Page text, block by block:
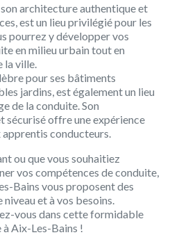
son architecture authentique et
est un lieu privilégié pour les
pourrez y développer vos
en milieu urbain tout en
la ville.
pour ses bâtiments
jardins, est également un lieu
de la conduite. Son
sécurisé offre une expérience
conducteurs.
ou que vous souhaitiez
vos compétences de conduite,
Bains vous proposent des
et à vos besoins.
vous dans cette formidable
Aix-Les-Bains !